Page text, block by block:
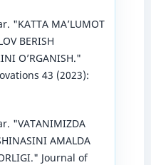
"KATTA MA’LUMOT
BERISH
O’RGANISH."
43 (2023):
"VATANIMIZDA
AMALDA
Journal of